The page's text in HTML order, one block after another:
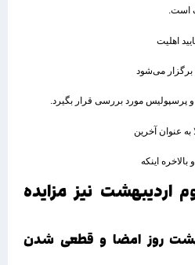
اهلیت
می‌شود
مورد بررسی قرار بگیرد.
عنوان آخرین
اینکه
نیز مزایده
روز امضا و قطعی شدن